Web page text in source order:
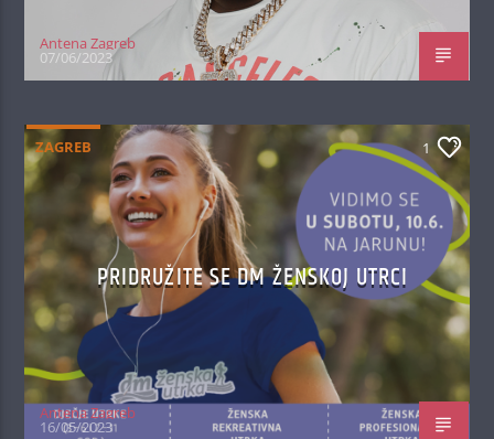
Antena Zagreb
07/06/2023
ZAGREB 1
PRIDRUŽITE SE DM ŽENSKOJ UTRCI
Antena Zagreb
16/05/2023